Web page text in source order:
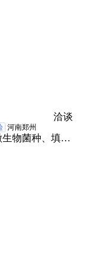
洽谈
河南郑州
物菌种、填
葡萄糖、醋酸
、滤料